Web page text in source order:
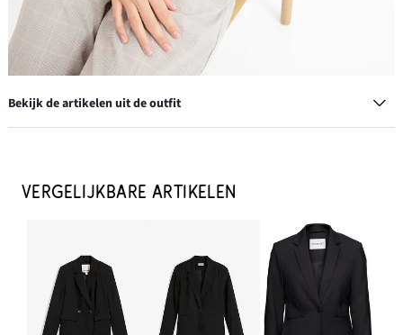
Bekijk de artikelen uit de outfit
Glencheck Marlene Dietrich broek met viscose
IN WINKELMANDJE
Loafers
VERGELIJKBARE ARTIKELEN